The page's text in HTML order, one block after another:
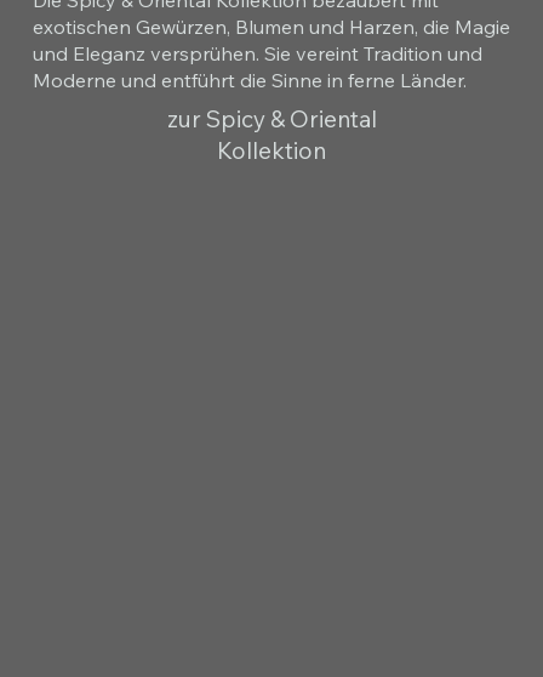
exotischen Gewürzen, Blumen und Harzen, die Magie
und Eleganz versprühen. Sie vereint Tradition und
Moderne und entführt die Sinne in ferne Länder.
zur Spicy & Oriental
Kollektion